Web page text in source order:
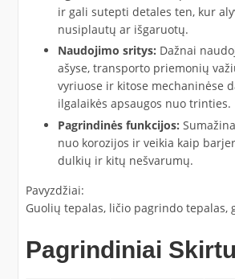
ir gali sutepti detales ten, kur
nusiplautų ar išgaruotų.
Naudojimo sritys: Dažnai
ašyse, transporto priemonių
vyriuose ir kitose mechaninėse
ilgalaikės apsaugos nuo trinties.
Pagrindinės funkcijos:
nuo korozijos ir veikia kaip
dulkių ir kitų nešvarumų.
Pavyzdžiai:
Guolių tepalas, ličio pagrindo tepalas,
Pagrindiniai